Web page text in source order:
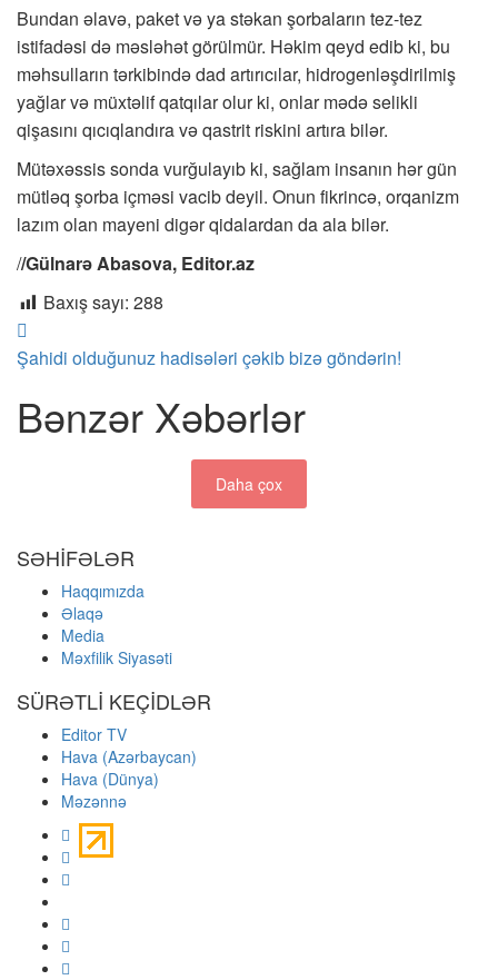
Bundan əlavə, paket və ya stəkan şorbaların tez-tez
istifadəsi də məsləhət görülmür. Həkim qeyd edib ki, bu
məhsulların tərkibində dad artırıcılar, hidrogenləşdirilmiş
yağlar və müxtəlif qatqılar olur ki, onlar mədə selikli
qişasını qıcıqlandıra və qastrit riskini artıra bilər.
Mütəxəssis sonda vurğulayıb ki, sağlam insanın hər gün
mütləq şorba içməsi vacib deyil. Onun fikrincə, orqanizm
lazım olan mayeni digər qidalardan da ala bilər.
//Gülnarə Abasova, Editor.az
Baxış sayı: 288
Şahidi olduğunuz hadisələri çəkib bizə göndərin!
Bənzər Xəbərlər
Daha çox
SƏHİFƏLƏR
Haqqımızda
Əlaqə
Media
Məxfilik Siyasəti
SÜRƏTLİ KEÇİDLƏR
Editor TV
Hava (Azərbaycan)
Hava (Dünya)
Məzənnə